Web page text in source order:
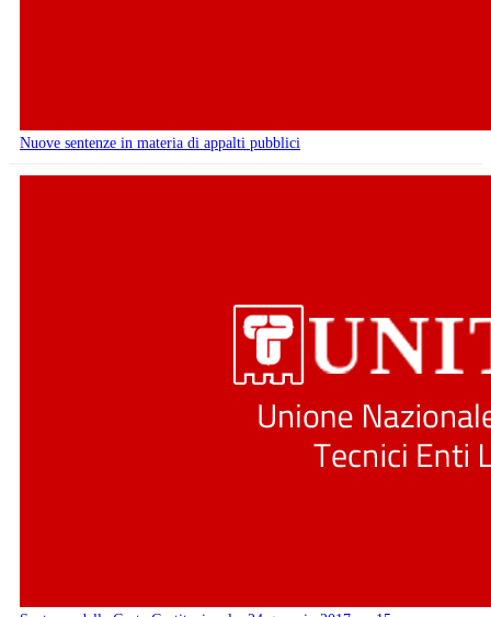
Nuove sentenze in materia di appalti pubblici